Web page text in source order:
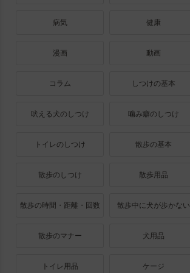
病気 健康
漫画 動画
コラム しつけの基本
吠える犬のしつけ 噛み癖のしつけ
トイレのしつけ 散歩の基本
散歩のしつけ 散歩用品
散歩の時間・距離・回数 散歩中に犬が歩かない
散歩のマナー 犬用品
トイレ用品 ケージ